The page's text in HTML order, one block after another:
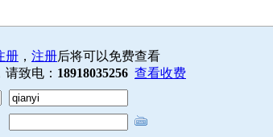
册 ， 注册后将可以免费查看
致电： 18918035256 查看收费